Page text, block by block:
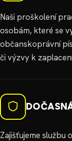
Naši proškolení
osobám, které se
občanskoprávní
či výzvy k
Zajišťujeme službu